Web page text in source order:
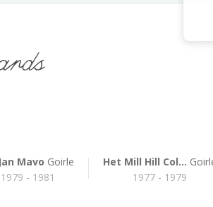
Mavo Goirle
1979 - 1981
Het Mill Hill Col...
1977 - 1979